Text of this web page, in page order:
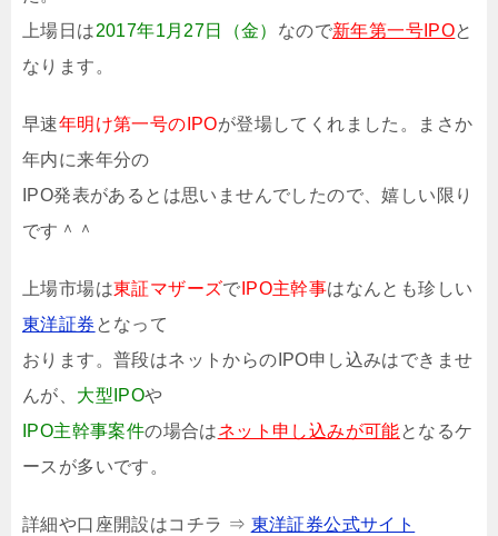
上場日は2017年1月27日（金） なので新年第一号IPOと
なります。
早速年明け第一号のIPOが登場してくれました。まさか
年内に来年分の
IPO発表があるとは思いませんでしたので、嬉しい限り
です＾＾
上場市場は東証マザーズで IPO主幹事はなんとも珍しい
東洋証券 となって
おります。普段はネットからのIPO申し込みはできませ
んが、 大型IPOや
IPO主幹事案件の場合はネット申し込みが可能となるケ
ースが多いです。
詳細や口座開設はコチラ ⇒ 東洋証券公式サイト